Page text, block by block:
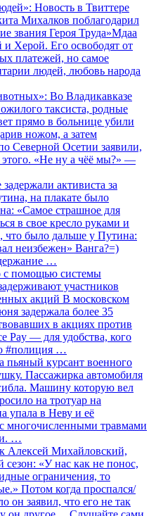
Новость в Твиттере
Михалков поблагодарил
звания Героя Труда»Мдаа
и Херой. Его освободят от
платежей, но самое
людей, любовь народа
Во Владикавказе
таксиста, родные
прямо в больнице убили
ножом, а затем
Северной Осетии заявили,
«Не ну а чёё мы?» —
активиста за
на плакате было
«Самое страшное для
в свое кресло руками и
было дальше у Путина:
неизбежен» Ванга?=)
…
с помощью системы
участников
акций В московском
задержала более 35
в акциях против
Pay — для удобства, кого
#полиция …
пьяный курсант военного
Пассажирка автомобиля
Машину которую вел
на тротуар на
упала в Неву и её
многочисленными травмами
…
Алексей Михайловский,
сезон: «У нас как не понос,
ограничения, то
Потом когда проспался/
он заявил, что его не так